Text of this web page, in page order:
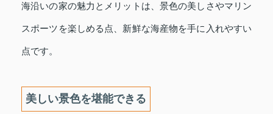
海沿いの家の魅力とメリットは、景色の美しさやマリン
スポーツを楽しめる点、新鮮な海産物を手に入れやすい
点です。
美しい景色を堪能できる